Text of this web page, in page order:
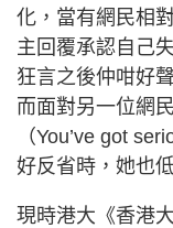
化，當有網民相
主回覆承認自己
狂言之後仲咁好
而面對另一位網
（You’ve got
好反省時，她也
現時港大《香港